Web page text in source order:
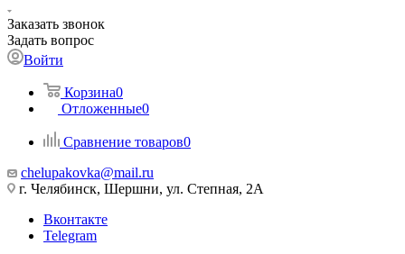
Заказать звонок
Задать вопрос
Войти
Корзина0
Отложенные0
Сравнение товаров0
chelupakovka@mail.ru
г. Челябинск, Шершни, ул. Степная, 2А
Вконтакте
Telegram